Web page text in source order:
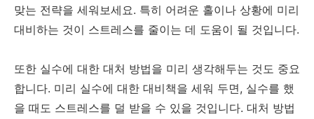
맞는 전략을 세워보세요. 특히 어려운 홀이나 상황에 미리
대비하는 것이 스트레스를 줄이는 데 도움이 될 것입니다.
또한 실수에 대한 대처 방법을 미리 생각해두는 것도 중요
합니다. 미리 실수에 대한 대비책을 세워 두면, 실수를 했
을 때도 스트레스를 덜 받을 수 있을 것입니다. 대처 방법